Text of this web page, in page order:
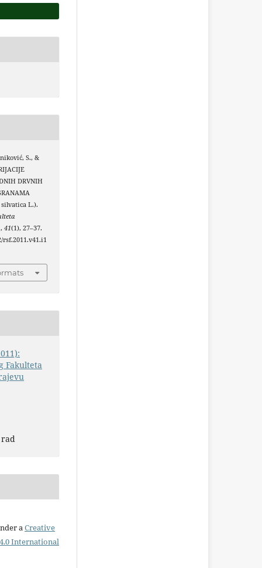
S., &
DRVNIH
silvatica L.).
,41(1), 27–37.
rsf.2011.v41.i1
Fakulteta
aCreative
International